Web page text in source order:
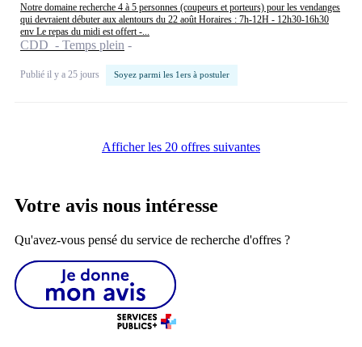
Notre domaine recherche 4 à 5 personnes (coupeurs et porteurs) pour les vendanges
qui devraient débuter aux alentours du 22 août Horaires : 7h-12H - 12h30-16h30
env Le repas du midi est offert -...
CDD - Temps plein
Publié il y a 25 jours Soyez parmi les 1ers à postuler
Afficher les 20 offres suivantes
Votre avis nous intéresse
Qu'avez-vous pensé du service de recherche d'offres ?